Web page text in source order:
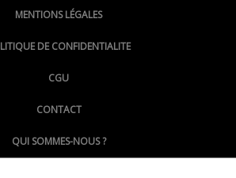
MENTIONS LÉGALES
DE CONFIDENTIALITE
CGU
CONTACT
QUI SOMMES-NOUS ?